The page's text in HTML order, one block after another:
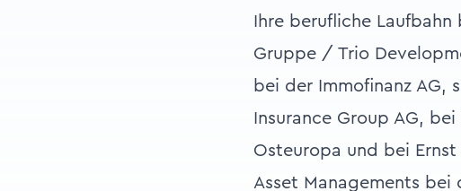
Ihre berufliche
Gruppe / Trio
bei der Immofinanz AG,
Insurance Group AG,
Osteuropa und bei
Asset Managements bei